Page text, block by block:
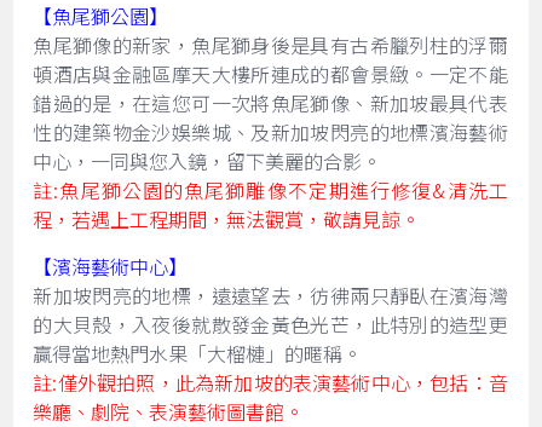
【魚尾獅公園】
魚尾獅像的新家，魚尾獅身後是具有古希臘列柱的浮爾
頓酒店與金融區摩天大樓所連成的都會景緻。一定不能
錯過的是，在這您可一次將魚尾獅像、新加坡最具代表
性的建築物金沙娛樂城、及新加坡閃亮的地標濱海藝術
中心，一同與您入鏡，留下美麗的合影。
註:魚尾獅公園的魚尾獅雕像不定期進行修復&清洗工
程，若遇上工程期間，無法觀賞，敬請見諒。
【濱海藝術中心】
新加坡閃亮的地標，遠遠望去，彷彿兩只靜臥在濱海灣
的大貝殼，入夜後就散發金黃色光芒，此特別的造型更
贏得當地熱門水果「大榴槤」的暱稱。
註:僅外觀拍照，此為新加坡的表演藝術中心，包括：音
樂廳、劇院、表演藝術圖書館。